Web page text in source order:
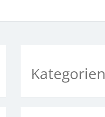
Kategorien